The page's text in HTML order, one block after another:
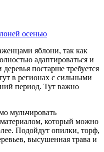
яблони, так как
адаптироваться и
постарше требуется
в регионах с сильными
период. Тут важно
мульчировать
который можно
Подойдут опилки, торф,
высушенная трава и